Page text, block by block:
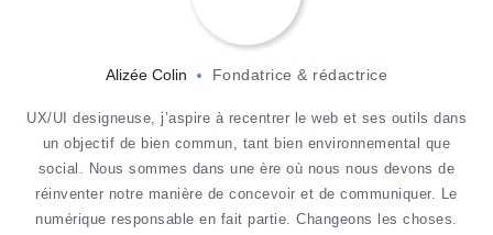
Alizée Colin Fondatrice & rédactrice
UX/UI designeuse, j’aspire à recentrer le web et ses outils dans
un objectif de bien commun, tant bien environnemental que
social. Nous sommes dans une ère où nous nous devons de
réinventer notre manière de concevoir et de communiquer. Le
numérique responsable en fait partie. Changeons les choses.